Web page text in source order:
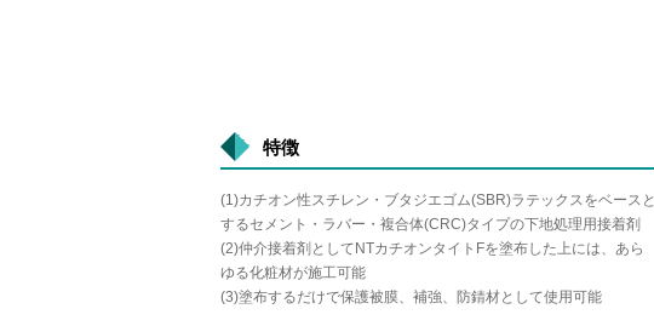
特徴
(1)カチオン性スチレン・ブタジエゴム(SBR)ラテックスをベースと
するセメント・ラバー・複合体(CRC)タイプの下地処理用接着剤
(2)仲介接着剤としてNTカチオンタイトFを塗布した上には、あら
ゆる化粧材が施工可能
(3)塗布するだけで保護被膜、補強、防錆材として使用可能